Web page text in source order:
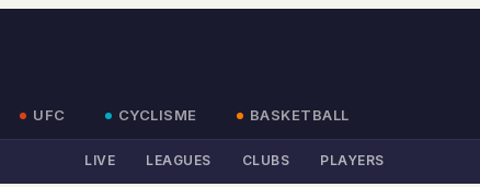
UFC CYCLISME BASKETBALL
LIVE LEAGUES CLUBS PLAYERS